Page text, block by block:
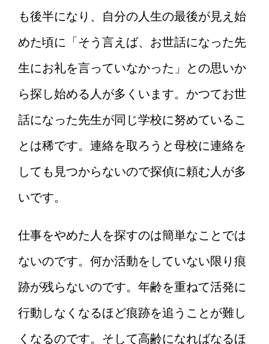
も後半になり、自分の人生の最後が見え始
めた頃に「そう言えば、お世話になった先
生にお礼を言っていなかった」との思いか
ら探し始める人が多くいます。かつてお世
話になった先生が同じ学校に努めているこ
とは稀です。連絡を取ろうと母校に連絡を
しても見つからないので探偵に頼む人が多
いです。
仕事をやめた人を探すのは簡単なことでは
ないのです。何か活動をしていない限り痕
跡が残らないのです。年齢を重ねて活発に
行動しなくなるほど痕跡を追うことが難し
くなるのです。そして高齢になればなるほ